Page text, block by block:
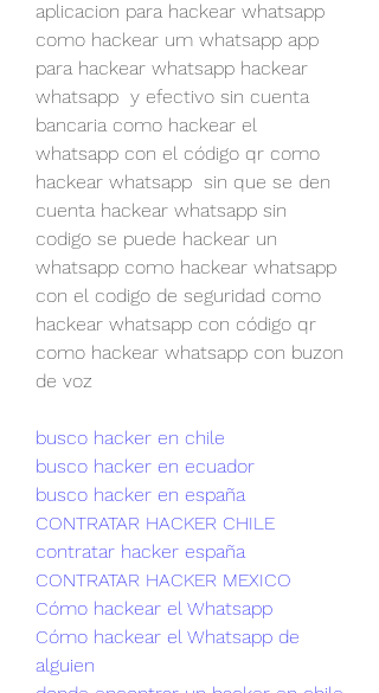
aplicacion para hackear whatsapp
como hackear um whatsapp app
para hackear whatsapp hackear
whatsapp  y efectivo sin cuenta
bancaria como hackear el
whatsapp con el código qr como
hackear whatsapp  sin que se den
cuenta hackear whatsapp sin
codigo se puede hackear un
whatsapp como hackear whatsapp
con el codigo de seguridad como
hackear whatsapp con código qr
como hackear whatsapp con buzon
de voz
busco hacker en chile
busco hacker en ecuador
busco hacker en españa
CONTRATAR HACKER CHILE
contratar hacker españa
CONTRATAR HACKER MEXICO
Cómo hackear el Whatsapp
Cómo hackear el Whatsapp de
alguien